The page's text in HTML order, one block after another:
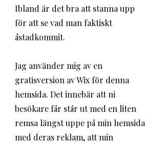
Ibland är det bra att stanna upp
för att se vad man faktiskt
åstadkommit.
Jag använder mig av en
gratisversion av Wix för denna
hemsida. Det innebär att ni
besökare får står ut med en liten
remsa längst uppe på min hemsida
med deras reklam, att min